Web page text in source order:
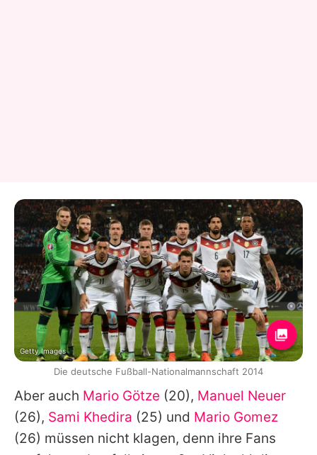
Aber auch Mario Götze (20), Manuel Neuer
(26), Sami Khedira (25) und Mario Gomez
(26) müssen nicht klagen, denn ihre Fans
Getty Images
Die deutsche Fußball-Nationalmannschaft 2014